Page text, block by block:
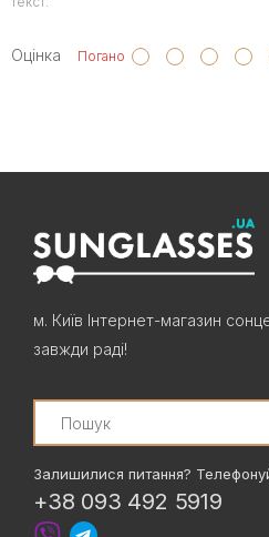
Оцінка Погано
м. Київ Інтернет-магазин
завжди раді!
Search
Залишилися питання?
+38 093 492 5919